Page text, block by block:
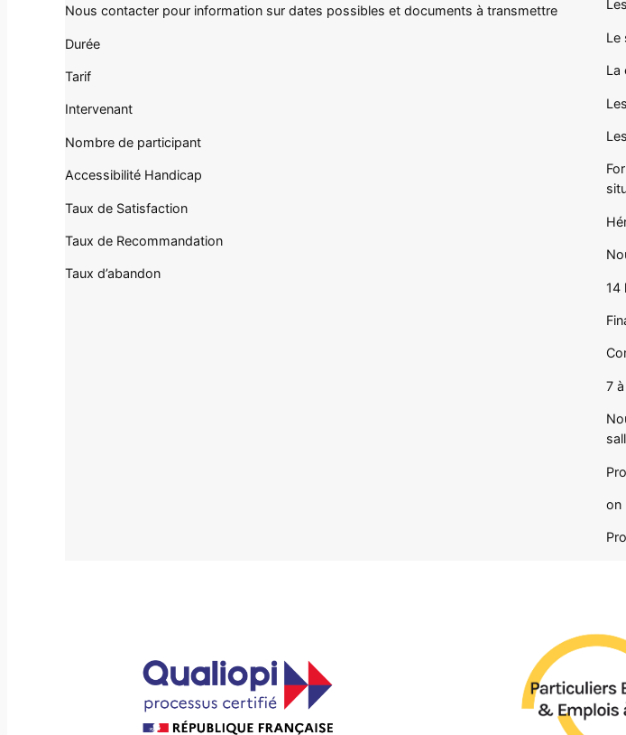
Nous contacter pour information sur dates possibles et documents à transmettre
Durée
Tarif
Intervenant
Nombre de participant
Accessibilité Handicap
Taux de Satisfaction
Taux de Recommandation
Taux d’abandon
Le
La
14
7
on